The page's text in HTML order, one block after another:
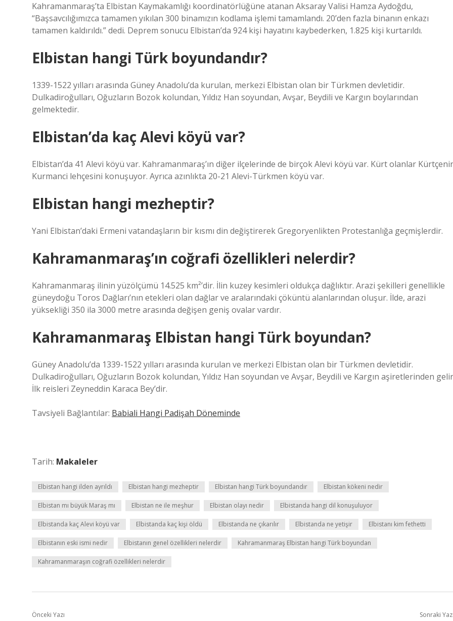
Kahramanmaraş’ta Elbistan Kaymakamlığı koordinatörlüğüne atanan Aksaray Valisi Hamza Aydoğdu,
“Başsavcılığımızca tamamen yıkılan 300 binamızın kodlama işlemi tamamlandı. 20’den fazla binanın enkazı
tamamen kaldırıldı.” dedi. Deprem sonucu Elbistan’da 924 kişi hayatını kaybederken, 1.825 kişi kurtarıldı.
Elbistan hangi Türk boyundandır?
1339-1522 yılları arasında Güney Anadolu’da kurulan, merkezi Elbistan olan bir Türkmen devletidir.
Dulkadiroğulları, Oğuzların Bozok kolundan, Yıldız Han soyundan, Avşar, Beydili ve Kargın boylarından
gelmektedir.
Elbistan’da kaç Alevi köyü var?
Elbistan’da 41 Alevi köyü var. Kahramanmaraş’ın diğer ilçelerinde de birçok Alevi köyü var. Kürt olanlar
Kurmanci lehçesini konuşuyor. Ayrıca azınlıkta 20-21 Alevi-Türkmen köyü var.
Elbistan hangi mezheptir?
Yani Elbistan’daki Ermeni vatandaşların bir kısmı din değiştirerek Gregoryenlikten Protestanlığa geçmişlerdir.
Kahramanmaraş’ın coğrafi özellikleri nelerdir?
Kahramanmaraş ilinin yüzölçümü 14.525 km²’dir. İlin kuzey kesimleri oldukça dağlıktır. Arazi şekilleri genellikle
güneydoğu Toros Dağları’nın etekleri olan dağlar ve aralarındaki çöküntü alanlarından oluşur. İlde, arazi
yüksekliği 350 ila 3000 metre arasında değişen geniş ovalar vardır.
Kahramanmaraş Elbistan hangi Türk boyundan?
Güney Anadolu’da 1339-1522 yılları arasında kurulan ve merkezi Elbistan olan bir Türkmen devletidir.
Dulkadiroğulları, Oğuzların Bozok kolundan, Yıldız Han soyundan ve Avşar, Beydili ve Kargın aşiretlerinden
İlk reisleri Zeyneddin Karaca Bey’dir.
Tavsiyeli Bağlantılar: Babiali Hangi Padişah Döneminde
Tarih: Makaleler
Elbistan hangi ilden ayrıldı Elbistan hangi mezheptir Elbistan hangi Türk boyundandır Elbistan kökeni nedir
Elbistan mı büyük Maraş mı Elbistan ne ile meşhur Elbistan olayı nedir Elbistanda hangi dil konuşuluyor
Elbistanda kaç Alevi köyü var Elbistanda kaç kişi öldü Elbistanda ne çıkarılır Elbistanda ne yetişir Elbistanı kim fethetti
Elbistanın eski ismi nedir Elbistanın genel özellikleri nelerdir Kahramanmaraş Elbistan hangi Türk boyundan
Kahramanmaraşın coğrafi özellikleri nelerdir
Önceki Yazı Sonraki